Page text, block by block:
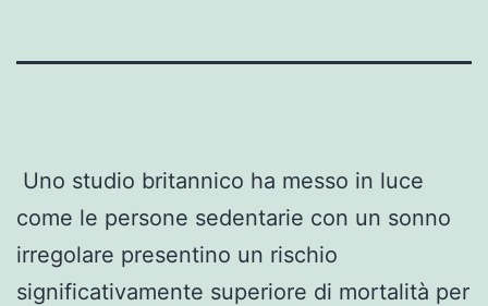
Uno studio britannico ha messo in luce
come le persone sedentarie con un sonno
irregolare presentino un rischio
significativamente superiore di mortalità per